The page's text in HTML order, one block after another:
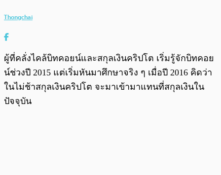
Thongchai
ผู้ที่คลั่งไคล้บิทคอยน์และสกุลเงินคริปโต เริ่มรู้จักบิทคอย
น์ช่วงปี 2015 แต่เริ่มหันมาศึกษาจริง ๆ เมื่อปี 2016 คิดว่า
ในไม่ช้าสกุลเงินคริปโต จะมาเข้ามาแทนที่สกุลเงินใน
ปัจจุบัน